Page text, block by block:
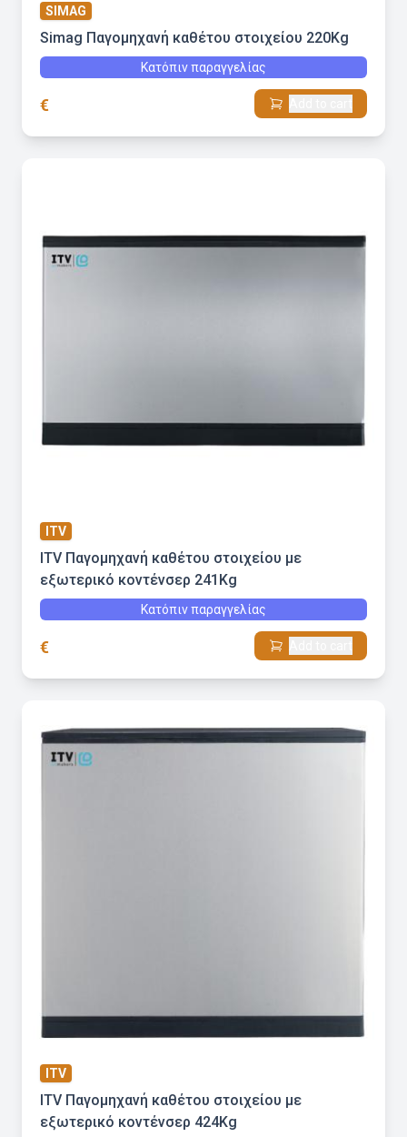
SIMAG
Simag Παγομηχανή καθέτου στοιχείου 220Kg
Κατόπιν παραγγελίας
€
ITV
ITV Παγομηχανή καθέτου στοιχείου με
εξωτερικό κοντένσερ 241Kg
Κατόπιν παραγγελίας
€
ITV
ITV Παγομηχανή καθέτου στοιχείου με
εξωτερικό κοντένσερ 424Kg